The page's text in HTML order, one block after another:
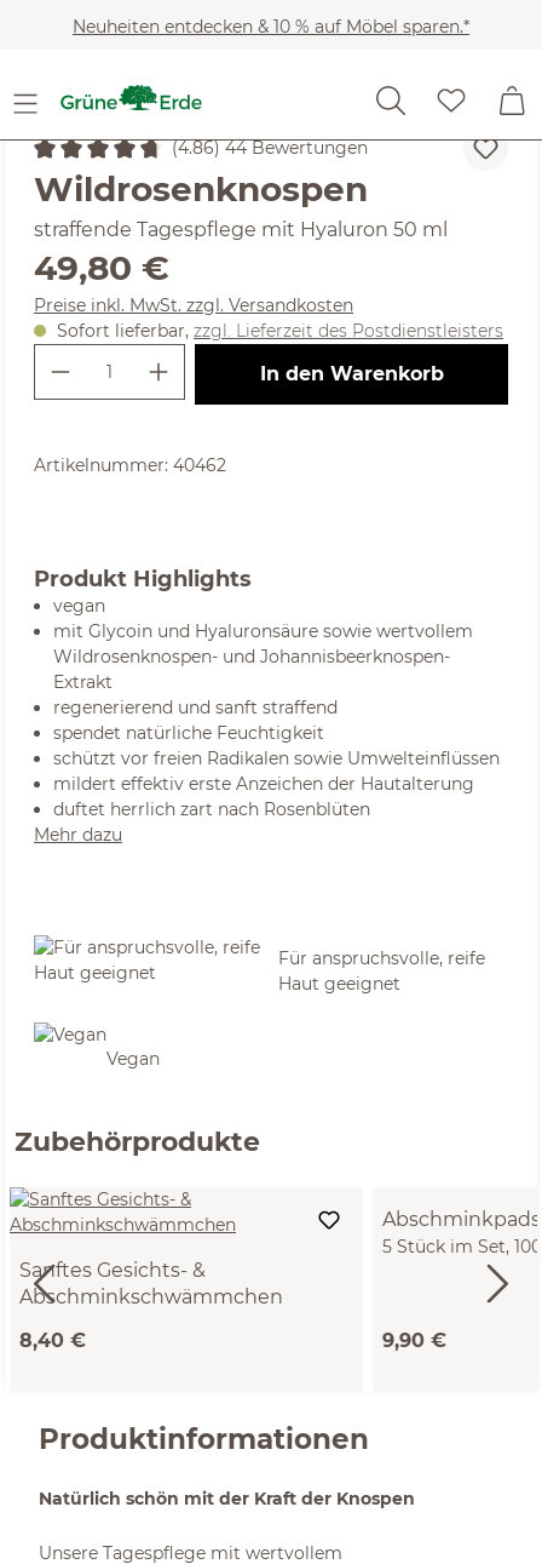
Zum Hauptinhalt springen
Neuheiten entdecken & 10 % auf Möbel sparen.*
Kosmetik Gesichtspflege & Reinigung
Durchschnittliche Bewertung von 4.86 von 5 Sternen
(4.86) 44 Bewertungen
Wildrosenknospen
straffende Tagespflege mit Hyaluron 50 ml
Regulärer Preis:
49,80 €
Preise inkl. MwSt. zzgl. Versandkosten
Sofort lieferbar, zzgl. Lieferzeit des Postdienstleisters
Produkt Anzahl: Gib den
In den Warenkorb
Artikelnummer: 40462
Produkt Highlights
vegan
mit Glycoin und Hyaluronsäure sowie wertvollem
Wildrosenknospen- und Johannisbeerknospen-
Extrakt
regenerierend und sanft straffend
spendet natürliche Feuchtigkeit
schützt vor freien Radikalen sowie Umwelteinflüssen
mildert effektiv erste Anzeichen der Hautalterung
duftet herrlich zart nach Rosenblüten
Mehr dazu
Für anspruchsvolle, reife
Haut geeignet
Vegan
Zubehörprodukte
Sanftes Gesichts- &
Abschminkschwämmchen
8,40 €
Abschminkpads
5 Stück im Set,
Frottee, GOTS
9,90 €
Produktinformationen
Natürlich schön mit der Kraft der Knospen
Unsere Tagespflege mit wertvollem